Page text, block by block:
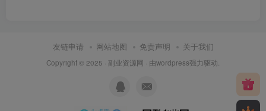
友链申请 网站地图 免责声明 关于我们
Copyright © 2025 · 副业资源网 · 由wordpress强力驱动.